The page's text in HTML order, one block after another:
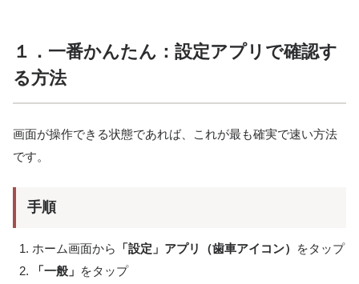
１．一番かんたん：設定アプリで確認す
る方法
画面が操作できる状態であれば、これが最も確実で速い方法
です。
手順
ホーム画面から 「設定」アプリ（歯車アイコン）
をタップ
「一般」 をタップ